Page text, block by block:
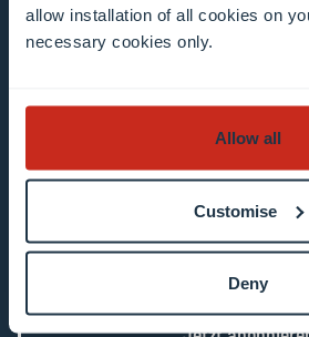
allow installation of all cookies on
necessary cookies only.
Allow all
Customise
Deny
Ich bin damit
Mail-Adresse für die
abmelden oder mein Profil
indem ich in der E-Mail auf
Weitere
Datenberarbeitung.